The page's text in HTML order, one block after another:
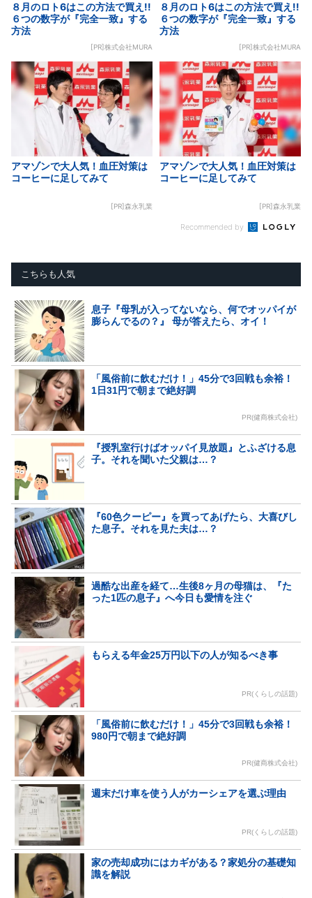
８月のロト6はこの方法で買え!!
６つの数字が『完全一致』する
方法
[PR]株式会社MURA
８月のロト6はこの方法で買え!!
６つの数字が『完全一致』する
方法
[PR]株式会社MURA
アマゾンで大人気！血圧対策は
コーヒーに足してみて
[PR]森永乳業
アマゾンで大人気！血圧対策は
コーヒーに足してみて
[PR]森永乳業
Recommended by
こちらも人気
息子『母乳が入ってないなら、何でオッパイが
膨らんでるの？』 母が答えたら、オイ！
「風俗前に飲むだけ！」45分で3回戦も余裕！
1日31円で朝まで絶好調
PR(健商株式会社)
『授乳室行けばオッパイ見放題』とふざける息
子。それを聞いた父親は…？
『60色クーピー』を買ってあげたら、大喜びし
た息子。それを見た夫は…？
過酷な出産を経て…生後8ヶ月の母猫は、『た
った1匹の息子』へ今日も愛情を注ぐ
もらえる年金25万円以下の人が知るべき事
PR(くらしの話題)
「風俗前に飲むだけ！」45分で3回戦も余裕！
980円で朝まで絶好調
PR(健商株式会社)
週末だけ車を使う人がカーシェアを選ぶ理由
PR(くらしの話題)
家の売却成功にはカギがある？家処分の基礎知
識を解説